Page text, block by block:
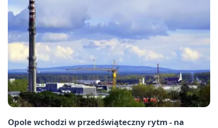
Opole wchodzi w przedświąteczny rytm - na